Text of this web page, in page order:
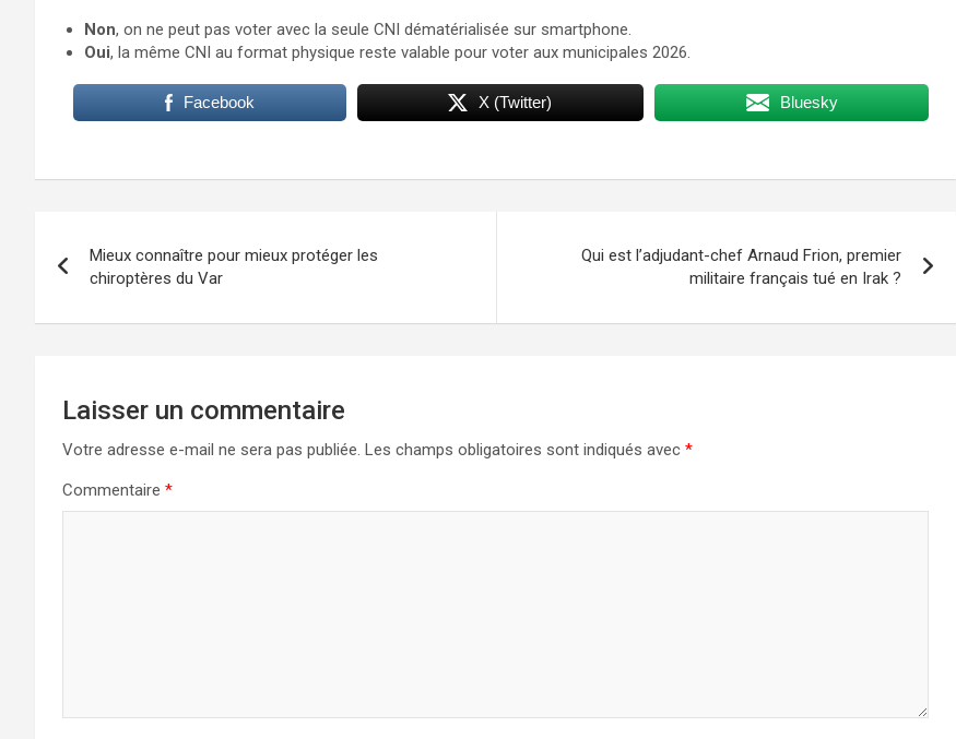
Non, on ne peut pas voter avec la seule CNI dématérialisée sur smartphone.
Oui, la même CNI au format physique reste valable pour voter aux municipales 2026.
Facebook X (Twitter) Bluesky
de
l’article
Mieux connaître pour mieux protéger les
chiroptères du Var
Qui est l’adjudant-chef Arnaud Frion, premier
militaire français tué en Irak ?
Laisser un commentaire
Votre adresse e-mail ne sera pas publiée. Les champs obligatoires sont indiqués avec *
Commentaire *